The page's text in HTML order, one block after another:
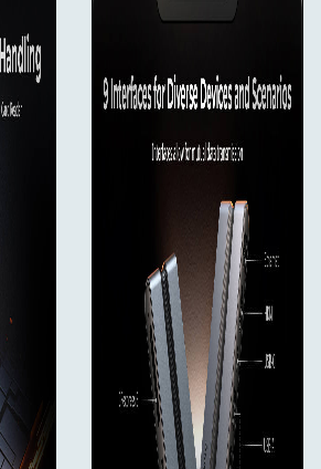
Pro
Pro" / "MacBook Air" /
2" / "Surface Laptop" / XPS 13 / XPS
/ "Spectre x360" / "ThinkPad X1
"iPad Pro" 11 colių (1, 2, 3,
Pro" 12,9 colių (3, 4, 5, 6 kartos),
kartos), "iPad mini 6", "iPad mini 7",
kortelių skaitytuvas